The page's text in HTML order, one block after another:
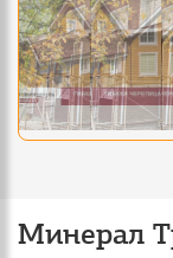
Минерал